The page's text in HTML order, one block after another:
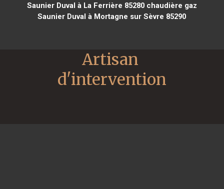
Saunier Duval à La Ferrière 85280chaudière gaz
Saunier Duval à Mortagne sur Sèvre 85290
Artisan
d'intervention